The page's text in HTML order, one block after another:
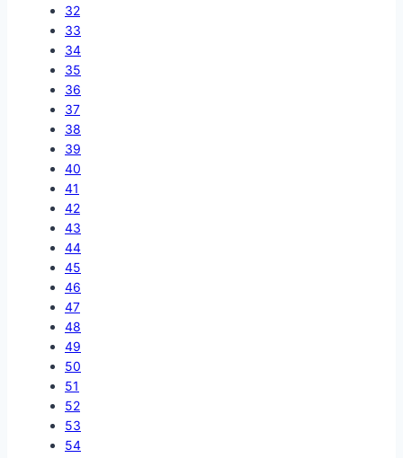
32
33
34
35
36
37
38
39
40
41
42
43
44
45
46
47
48
49
50
51
52
53
54